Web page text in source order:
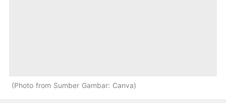
Photo from Sumber Gambar: Canva